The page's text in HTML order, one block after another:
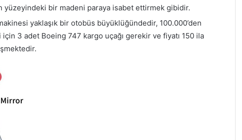
yüzeyindeki bir madeni paraya isabet ettirmek gibidir.
yaklaşık bir otobüs büyüklüğündedir, 100.000’den
3 adet Boeing 747 kargo uçağı gerekir ve fiyatı 150 ila